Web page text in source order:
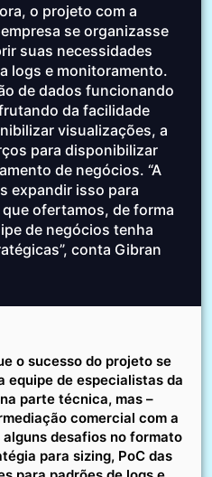
o projeto com a
se organizasse
suas necessidades
logs e monitoramento.
de dados funcionando
da facilidade
visualizações, a
para disponibilizar
de negócios. “A
expandir isso para
ofertamos, de forma
de negócios tenha
conta Gibran
o sucesso do projeto se
equipe de especialistas da
parte técnica, mas –
comercial com a
desafios no formato
para sizing, PoC das